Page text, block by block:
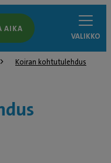
AIKA
VALIKKO
Koiran kohtutulehdus